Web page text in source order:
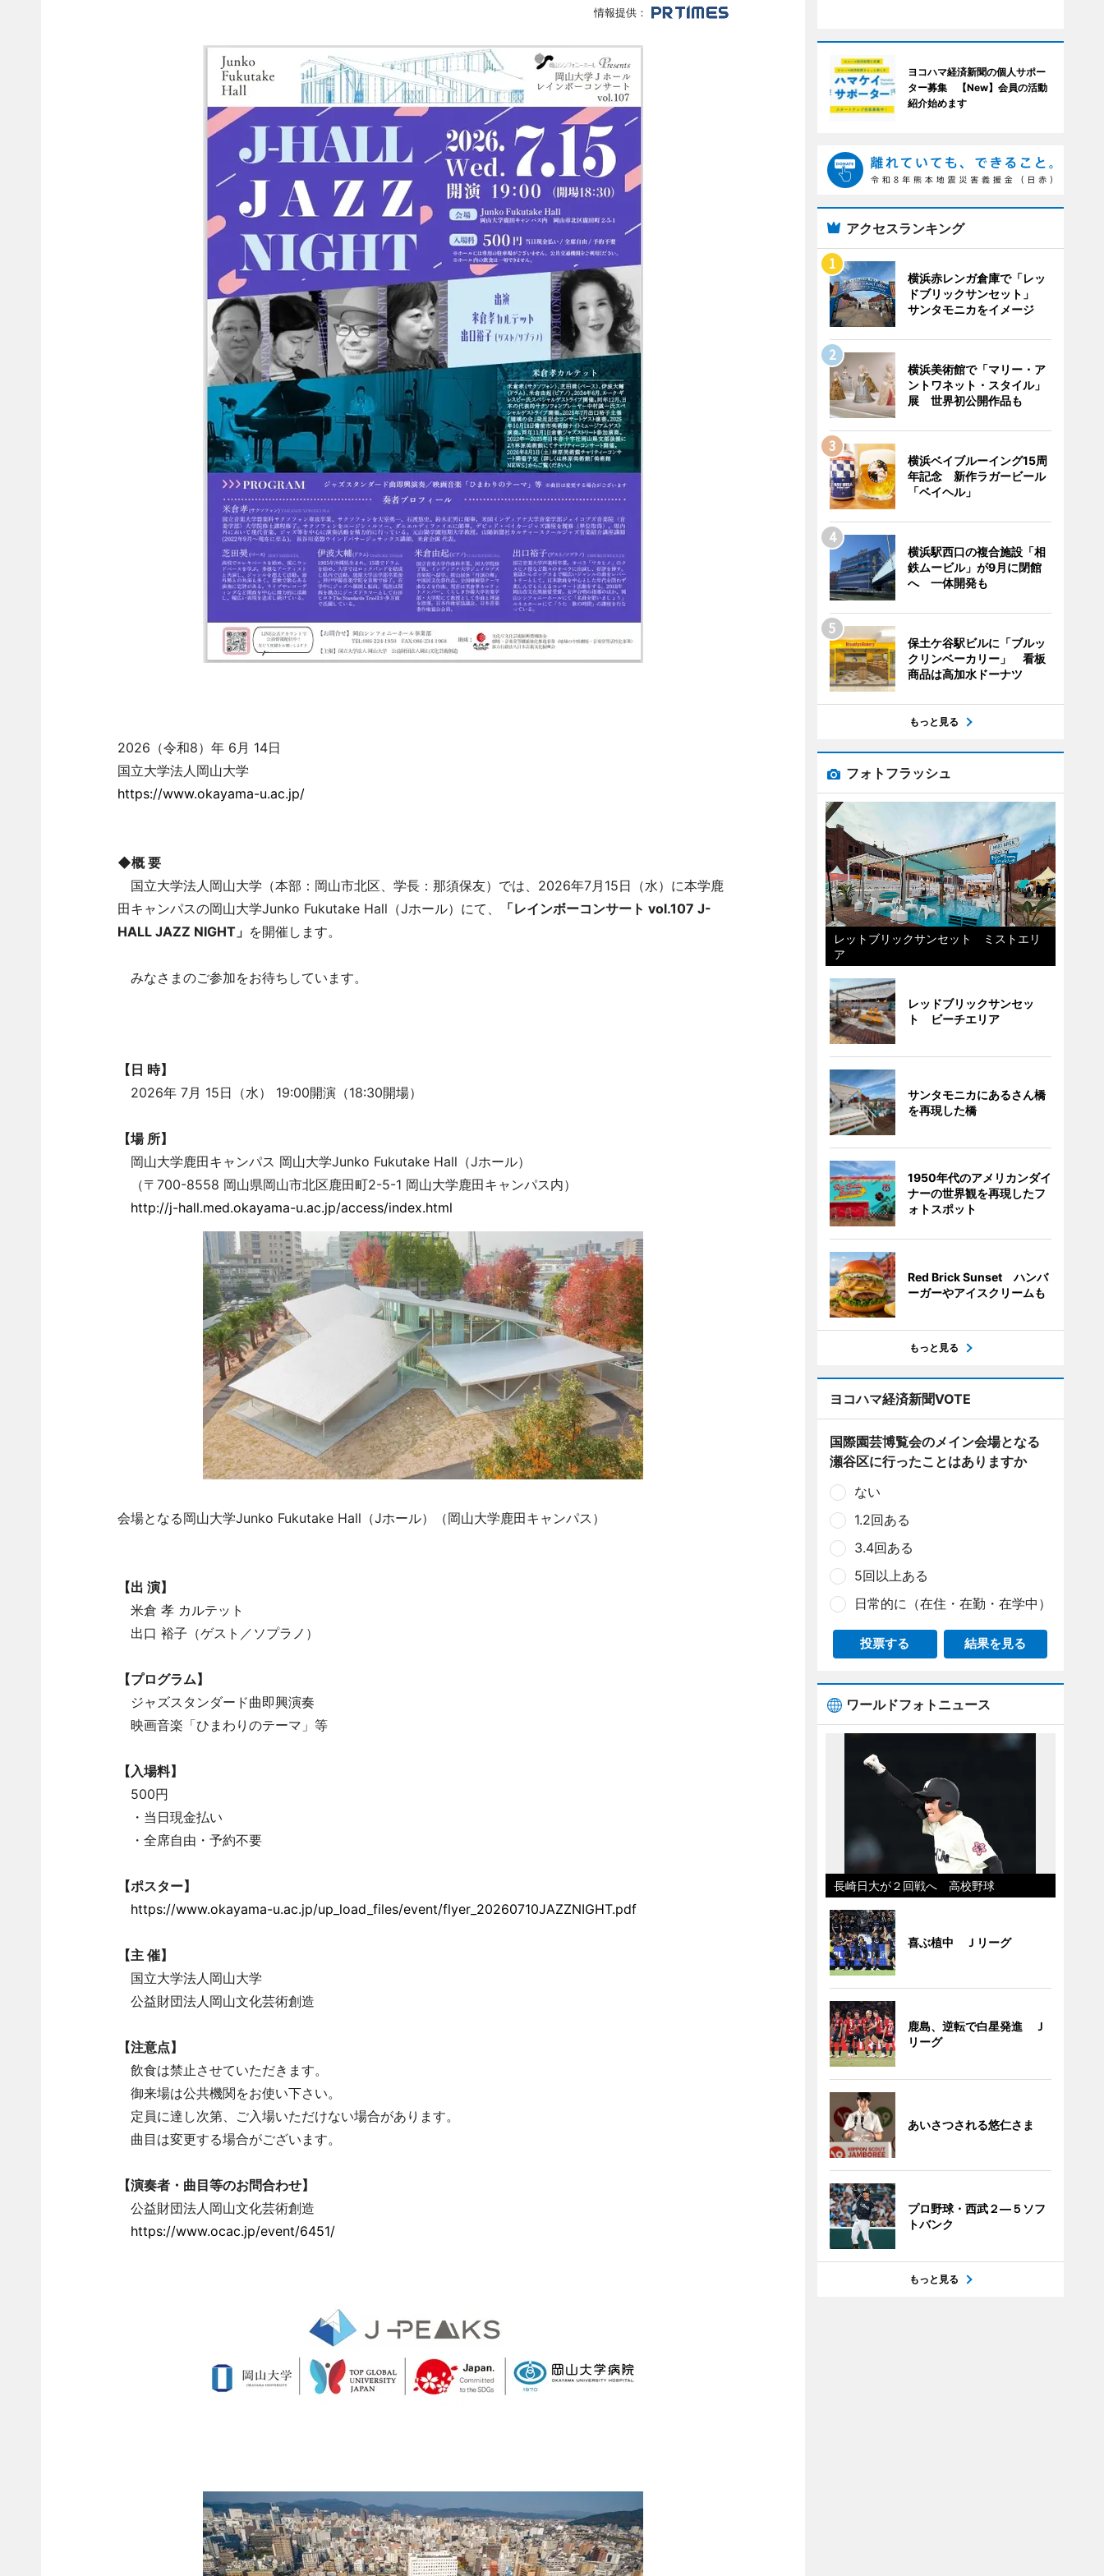
情報提供：
2026（令和8）年 6月 14日
国立大学法人岡山大学
https://www.okayama-u.ac.jp/
◆概 要
国立大学法人岡山大学（本部：岡山市北区、学長：那須保友）では、2026年7月15日（水）に本学鹿
田キャンパスの岡山大学Junko Fukutake Hall（Jホール）にて、
「レインボーコンサート vol.107 J-
HALL JAZZ NIGHT」 を開催します。
みなさまのご参加をお待ちしています。
【日 時】
2026年 7月 15日（水） 19:00開演（18:30開場）
【場 所】
岡山大学鹿田キャンパス 岡山大学Junko Fukutake Hall（Jホール）
（〒700-8558 岡山県岡山市北区鹿田町2-5-1 岡山大学鹿田キャンパス内）
http://j-hall.med.okayama-u.ac.jp/access/index.html
会場となる岡山大学Junko Fukutake Hall（Jホール）（岡山大学鹿田キャンパス）
【出 演】
米倉 孝 カルテット
出口 裕子（ゲスト／ソプラノ）
【プログラム】
ジャズスタンダード曲即興演奏
映画音楽「ひまわりのテーマ」等
【入場料】
500円
・当日現金払い
・全席自由・予約不要
【ポスター】
https://www.okayama-u.ac.jp/up_load_files/event/flyer_20260710JAZZNIGHT.pdf
【主 催】
国立大学法人岡山大学
公益財団法人岡山文化芸術創造
【注意点】
飲食は禁止させていただきます。
御来場は公共機関をお使い下さい。
定員に達し次第、ご入場いただけない場合があります。
曲目は変更する場合がございます。
【演奏者・曲目等のお問合わせ】
公益財団法人岡山文化芸術創造
https://www.ocac.jp/event/6451/
ヨコハマ経済新聞の個人サポー
ター募集 【New】会員の活動
紹介始めます
アクセスランキング
横浜赤レンガ倉庫で「レッ
ドブリックサンセット」
サンタモニカをイメージ
横浜美術館で「マリー・ア
ントワネット・スタイル」
展 世界初公開作品も
横浜ベイブルーイング15周
年記念 新作ラガービール
「ベイヘル」
横浜駅西口の複合施設「相
鉄ムービル」が9月に閉館
へ 一体開発も
保土ケ谷駅ビルに「ブルッ
クリンベーカリー」 看板
商品は高加水ドーナツ
もっと見る
フォトフラッシュ
レットブリックサンセット ミストエリ
ア
レッドブリックサンセッ
ト ビーチエリア
サンタモニカにあるさん橋
を再現した橋
1950年代のアメリカンダイ
ナーの世界観を再現したフ
ォトスポット
Red Brick Sunset ハンバ
ーガーやアイスクリームも
もっと見る
ヨコハマ経済新聞VOTE
国際園芸博覧会のメイン会場となる
瀬谷区に行ったことはありますか
ない
1.2回ある
3.4回ある
5回以上ある
日常的に（在住・在勤・在学中）
投票する 結果を見る
ワールドフォトニュース
長崎日大が２回戦へ 高校野球
喜ぶ植中 Ｊリーグ
鹿島、逆転で白星発進 Ｊ
リーグ
あいさつされる悠仁さま
プロ野球・西武２―５ソフ
トバンク
もっと見る